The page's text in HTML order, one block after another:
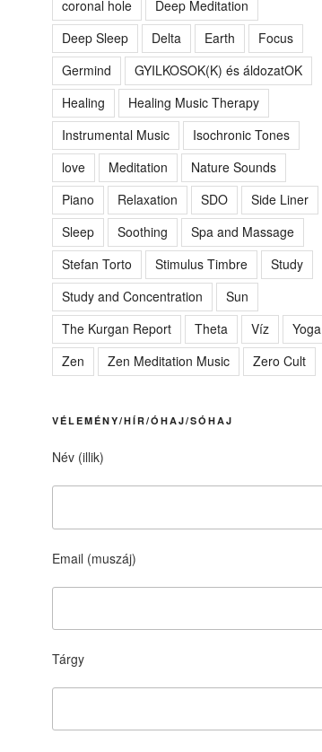
coronal hole
Deep Meditation
Deep Sleep
Delta Earth
Focus
Germind
GYILKOSOK(K) és áldozatOK
Healing
Healing Music Therapy
Instrumental Music
Isochronic Tones
love
Meditation
Nature Sounds
Piano
Relaxation SDO
Side Liner
Sleep
Soothing
Spa and Massage
Stefan Torto
Stimulus Timbre
Study
Study and Concentration
Sun
The Kurgan Report
Theta Víz
Yoga
Zen
Zen Meditation Music Zero Cult
VÉLEMÉNY/HÍR/ÓHAJ/SÓHAJ
Név (illik)
Email (muszáj)
Tárgy